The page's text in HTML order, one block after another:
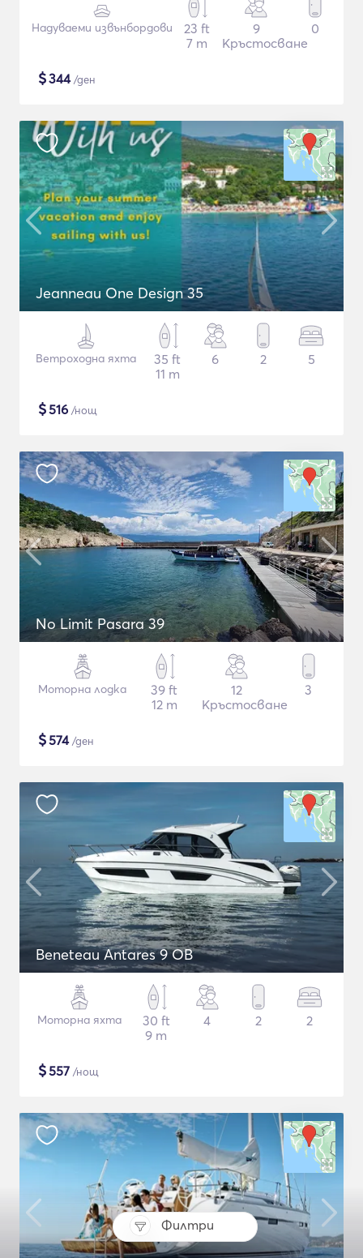
Филтри
Надуваеми извънбордови
23 ft
7 m
9
Кръстосване
0
$344/ден
Jeanneau One Design 35
Ветроходна яхта
35 ft
11 m
6 2 5
$516 /нощ
No Limit Pasara 39
Моторна лодка
39 ft
12 m
12
Кръстосване
3
$574/ден
Beneteau Antares 9 OB
Моторна яхта
30 ft
9 m
4 2 2
$557 /нощ